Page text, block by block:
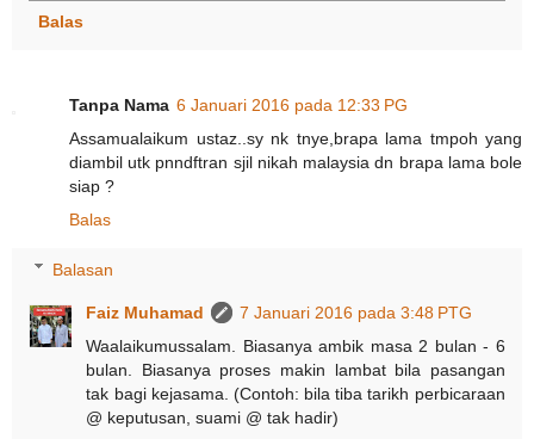
Balas
Tanpa Nama 6 Januari 2016 pada 12:33 PG
Assamualaikum ustaz..sy nk tnye,brapa lama tmpoh yang
diambil utk pnndftran sjil nikah malaysia dn brapa lama bole
siap ?
Balas
Balasan
Faiz Muhamad
7 Januari 2016 pada 3:48 PTG
Waalaikumussalam. Biasanya ambik masa 2 bulan - 6
bulan. Biasanya proses makin lambat bila pasangan
tak bagi kejasama. (Contoh: bila tiba tarikh perbicaraan
@ keputusan, suami @ tak hadir)